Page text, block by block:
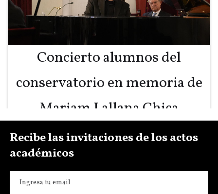
Concierto alumnos del
conservatorio en memoria de
Mariam Lallana Chica
Visualizar el contenido
«Evolución del sonido y la
interpretación en la guitarra»
Recibe las invitaciones de los actos
académicos